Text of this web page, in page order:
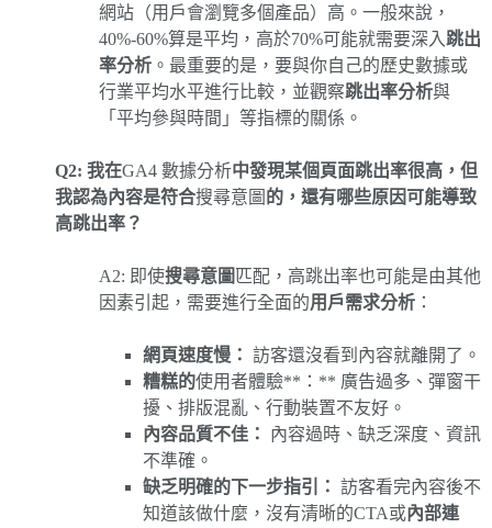
網站（用戶會瀏覽多個產品）高。一般來說，
40%-60%算是平均，高於70%可能就需要深入跳出
率分析 。最重要的是，要與你自己的歷史數據或
行業平均水平進行比較，並觀察跳出率分析與
「平均參與時間」等指標的關係。
Q2: 我在GA4 數據分析中發現某個頁面跳出率很高，但
我認為內容是符合搜尋意圖 的，還有哪些原因可能導致
高跳出率？
A2: 即使搜尋意圖匹配，高跳出率也可能是由其他
因素引起，需要進行全面的用戶需求分析 ：
網頁速度慢： 訪客還沒看到內容就離開了。
糟糕的使用者體驗**：** 廣告過多、彈窗干
擾、排版混亂、行動裝置不友好。
內容品質不佳：
內容過時、缺乏深度、資訊
不準確。
缺乏明確的下一步指引： 訪客看完內容後不
知道該做什麼，沒有清晰的CTA或內部連